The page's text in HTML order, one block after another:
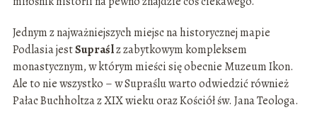
Jednym z najważniejszych miejsc na historycznej mapie
Podlasia jestSupraślz zabytkowym kompleksem
monastycznym, w którym mieści się obecnie Muzeum Ikon.
Ale to nie wszystko – w Supraślu warto odwiedzić również
Pałac Buchholtza z XIX wieku oraz Kościół św. Jana Teologa.